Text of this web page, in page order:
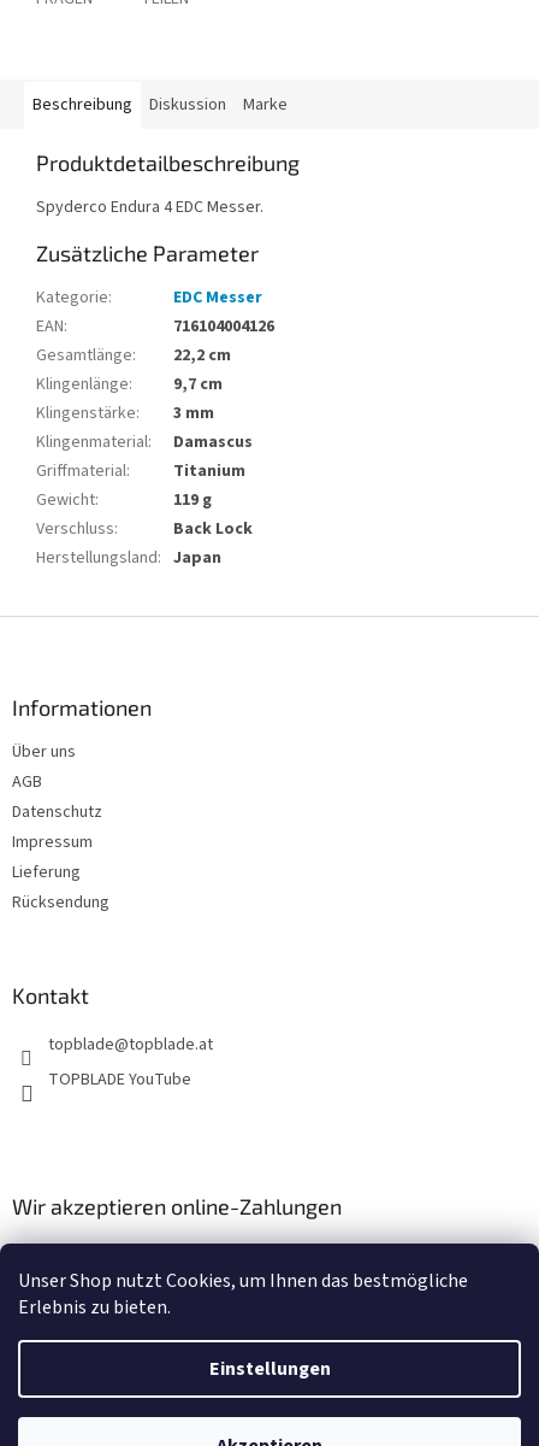
Unser Shop nutzt Cookies, um Ihnen das bestmögliche
Erlebnis zu bieten.
Einstellungen
Beschreibung Diskussion Marke
Produktdetailbeschreibung
Spyderco Endura 4 EDC Messer.
Zusätzliche Parameter
Kategorie:
EDC Messer
EAN:
716104004126
Gesamtlänge:
22,2 cm
Klingenlänge:
9,7 cm
Klingenstärke:
3 mm
Klingenmaterial:
Damascus
Griffmaterial:
Titanium
Gewicht:
119 g
Verschluss:
Back Lock
Herstellungsland: Japan
Informationen
Über uns
AGB
Datenschutz
Impressum
Lieferung
Rücksendung
Kontakt
topblade@topblade.at
TOPBLADE YouTube
Wir akzeptieren online-Zahlungen
Erstellt von Shoptet